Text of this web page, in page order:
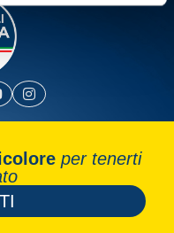
per tenerti